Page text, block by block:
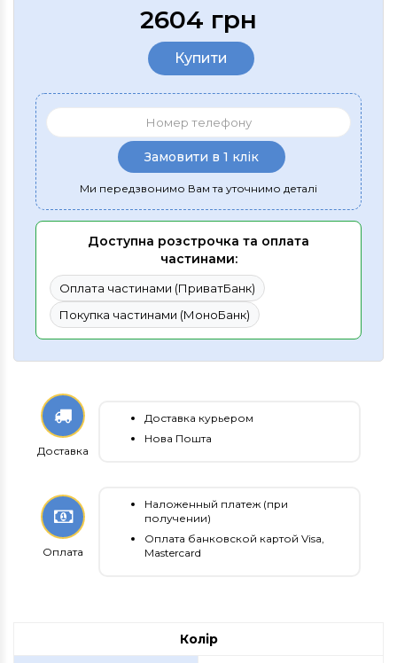
2604 грн
Купити
Замовити в 1 клік
Ми передзвонимо Вам та уточнимо деталі
Доступна розстрочка та оплата
частинами:
Оплата частинами (ПриватБанк)
Покупка частинами (МоноБанк)
Доставка
Доставка курьером
Нова Пошта
Оплата
Наложенный платеж (при
получении)
Оплата банковской картой Visa,
Mastercard
Колір